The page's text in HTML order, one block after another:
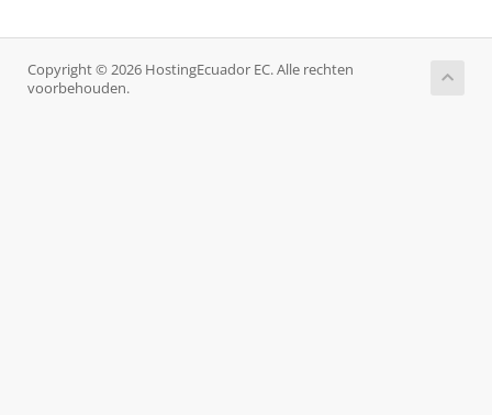
Copyright © 2026 HostingEcuador EC. Alle rechten
voorbehouden.